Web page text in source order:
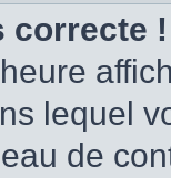
correcte !
lequel
de